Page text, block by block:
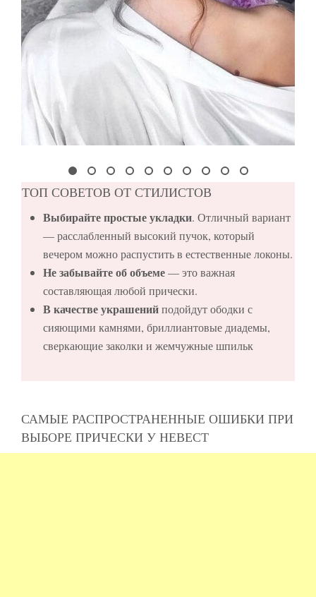
ТОП СОВЕТОВ ОТ СТИЛИСТОВ
Выбирайте простые укладки. Отличный вариант
— расслабленный высокий пучок, который
вечером можно распустить в естественные локоны.
Не забывайте об объеме— это важная
составляющая любой прически.
В качестве украшенийподойдут ободки с
сияющими камнями, бриллиантовые диадемы,
сверкающие заколки и жемчужные шпильк
САМЫЕ РАСПРОСТРАНЕННЫЕ ОШИБКИ ПРИ
ВЫБОРЕ ПРИЧЕСКИ У НЕВЕСТ